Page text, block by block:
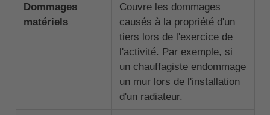
Dommages
matériels
Couvre les dommages
causés à la propriété d'un
tiers lors de l'exercice de
l'activité. Par exemple, si
un chauffagiste endommage
un mur lors de l'installation
d'un radiateur.